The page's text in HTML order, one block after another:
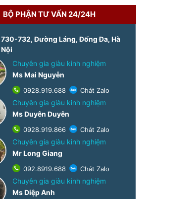
BỘ PHẬN TƯ VẤN 24/24H
730-732, Đường Láng, Đống Đa, Hà
Nội
Chuyên gia giàu kinh nghiệm
Ms Mai Nguyễn
0928.919.688 Chát Zalo
Chuyên gia giàu kinh nghiệm
Ms Duyên Duyên
0928.919.866 Chát Zalo
Chuyên gia giàu kinh nghiệm
Mr Long Giang
092.8919.688 Chát Zalo
Chuyên gia giàu kinh nghiệm
Ms Diệp Anh